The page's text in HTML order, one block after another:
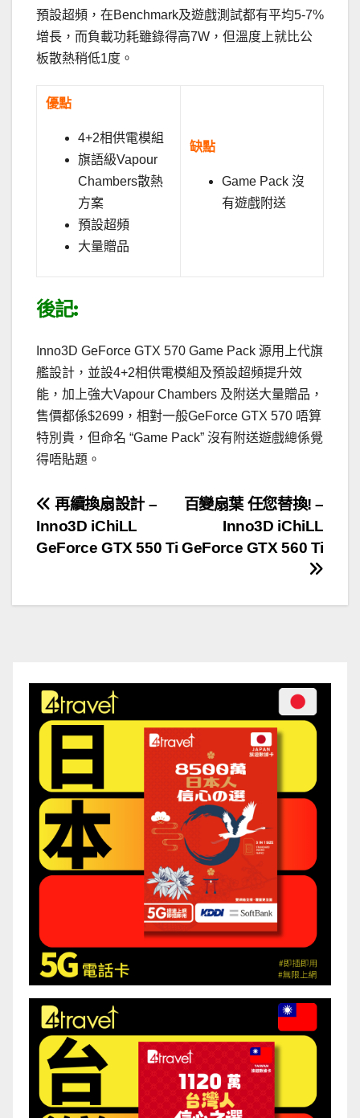
預設超頻，在Benchmark及遊戲測試都有平均5-7%
增長，而負載功耗雖錄得高7W，但溫度上就比公
板散熱稍低1度。
優點
4+2相供電模組
旗語級Vapour
Chambers散熱
方案
預設超頻
大量贈品
缺點
Game Pack 沒
有遊戲附送
後記:
Inno3D GeForce GTX 570 Game Pack 源用上代旗
艦設計，並設4+2相供電模組及預設超頻提升效
能，加上強大Vapour Chambers 及附送大量贈品，
售價都係$2699，相對一般GeForce GTX 570 唔算
特別貴，但命名 “Game Pack” 沒有附送遊戲總係覺
得唔貼題。
文
章
覽
百變扇葉 任您替換! –
Inno3D iChiLL
GeForce GTX 560 Ti
再續換扇設計 –
Inno3D iChiLL
GeForce GTX 550 Ti